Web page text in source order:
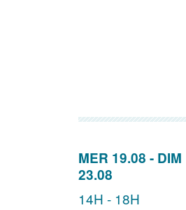
MER 19.08 - DIM
23.08
14H - 18H